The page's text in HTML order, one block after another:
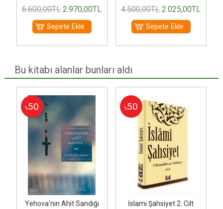
6.600,00TL 2.970,00TL
Sepete Ekle
4.500,00TL 2.025,00TL
Sepete Ekle
Bu kitabı alanlar bunları aldı
%50
Yehova'nın Ahit Sandığı
%50
İslami Şahsiyet 2. Cilt